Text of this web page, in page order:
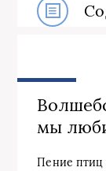
мы
Пение птиц